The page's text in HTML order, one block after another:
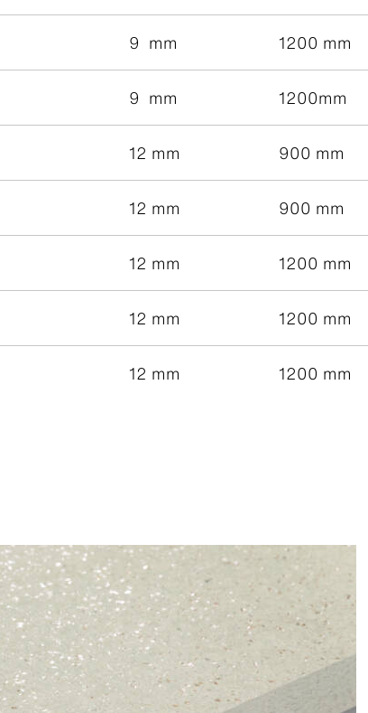
9 mm 1200 mm
9 mm 1200mm
12 mm 900 mm
12 mm 900 mm
12 mm 1200 mm
12 mm 1200 mm
12 mm 1200 mm